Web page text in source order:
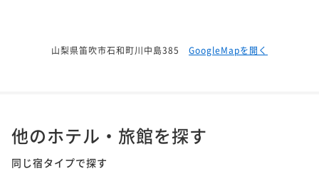
山梨県笛吹市石和町川中島385 GoogleMapを開く
他のホテル・旅館を探す
同じ宿タイプで探す